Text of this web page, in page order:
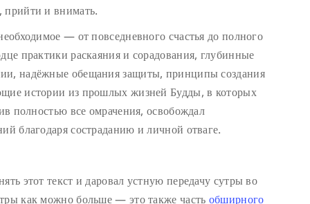
прийти и внимать.
— от повседневного счастья до полного
практики раскаяния и сорадования, глубинные
надёжные обещания защиты, принципы создания
истории из прошлых жизней Будды, в которых
полностью все омрачения, освобождал
благодаря состраданию и личной отваге.
этот текст и даровал устную передачу сутры во
как можно больше — это также часть обширного